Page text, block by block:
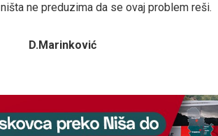
ništa ne preduzima da se ovaj problem reši.
D.Marinković